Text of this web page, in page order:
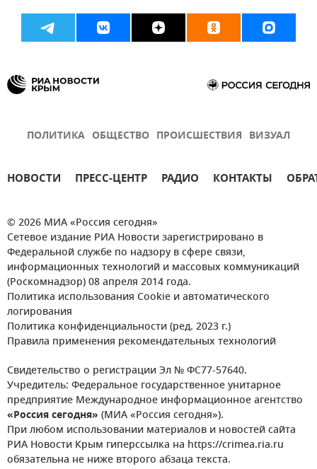
ПОЛИТИКА ОБЩЕСТВО ПРОИСШЕСТВИЯ ВИЗУАЛ
НОВОСТИ ПРЕСС-ЦЕНТР РАДИО КОНТАКТЫ
© 2026 МИА «Россия сегодня»
Сетевое издание РИА Новости зарегистрировано в
Федеральной службе по надзору в сфере связи,
информационных технологий и массовых коммуникаций
(Роскомнадзор) 08 апреля 2014 года.
Политика использования Cookie и автоматического
логирования
Политика конфиденциальности (ред. 2023 г.)
Правила применения рекомендательных технологий
Свидетельство о регистрации Эл № ФС77-57640.
Учредитель: Федеральное государственное унитарное
предприятие Международное информационное агентство
«Россия сегодня» (МИА «Россия сегодня»).
При любом использовании материалов и новостей сайта
РИА Новости Крым гиперссылка на https://crimea.ria.ru
обязательна не ниже второго абзаца текста.